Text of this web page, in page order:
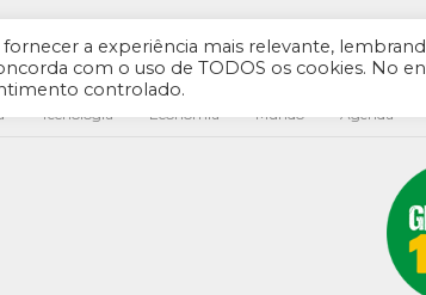
Tecnologia Economia Mundo Agenda
a experiência mais relevante,
com o uso de TODOS os cookies. No
controlado.